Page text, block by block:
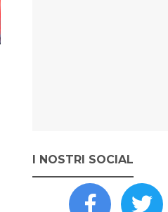
I NOSTRI SOCIAL